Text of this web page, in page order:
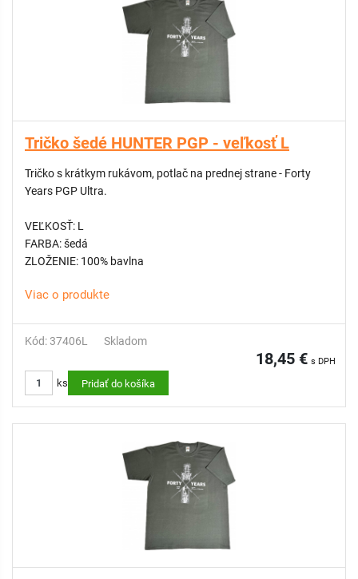
Tričko šedé HUNTER PGP - veľkosť L
Tričko s krátkym rukávom, potlač na prednej strane - Forty
Years PGP Ultra.
VEĽKOSŤ: L
FARBA: šedá
ZLOŽENIE: 100% bavlna
Viac o produkte
Kód: 37406L Skladom
18,45 € s DPH
ks Pridať do košíka